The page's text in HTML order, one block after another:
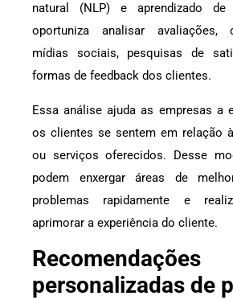
natural (NLP) e aprendizado
oportuniza analisar avaliações,
mídias sociais, pesquisas de
formas de feedback dos clientes.
Essa análise ajuda as empresas a
os clientes se sentem em relação
ou serviços oferecidos. Desse
podem enxergar áreas de
problemas rapidamente e
aprimorar a experiência do cliente.
Recomendações
personalizadas de